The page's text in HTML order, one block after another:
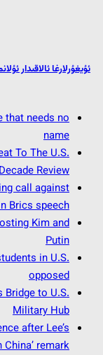
ئۇيغۇرلارغا ئالاقىدار
that needs no
name
To The U.S.
Review
call against
Brics speech
Kim and
Putin
in U.S.
opposed
Bridge to U.S.
Military Hub
after Lee’s
remark`